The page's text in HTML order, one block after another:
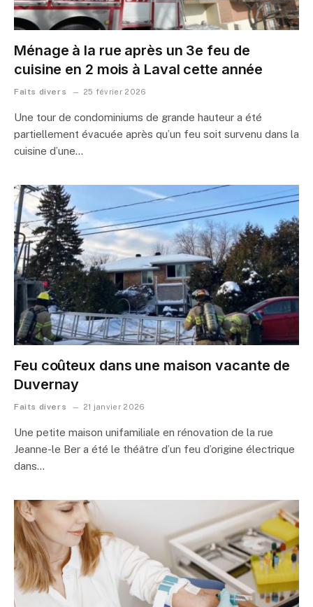
Ménage à la rue après un 3e feu de
cuisine en 2 mois à Laval cette année
Faits divers 25 février 2026
Une tour de condominiums de grande hauteur a été
partiellement évacuée après qu’un feu soit survenu dans la
cuisine d’une…
Feu coûteux dans une maison vacante de
Duvernay
Faits divers 21 janvier 2026
Une petite maison unifamiliale en rénovation de la rue
Jeanne-le Ber a été le théâtre d’un feu d’origine électrique
dans…